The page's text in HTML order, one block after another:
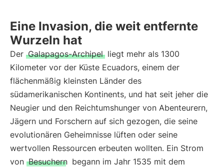
Eine Invasion, die weit entfernte
Wurzeln hat
Der Galapagos-Archipel liegt mehr als 1300
Kilometer vor der Küste Ecuadors, einem der
flächenmäßig kleinsten Länder des
südamerikanischen Kontinents, und hat seit jeher die
Neugier und den Reichtumshunger von Abenteurern,
Jägern und Forschern auf sich gezogen, die seine
evolutionären Geheimnisse lüften oder seine
wertvollen Ressourcen erbeuten wollten. Ein Strom
von Besuchern begann im Jahr 1535 mit dem